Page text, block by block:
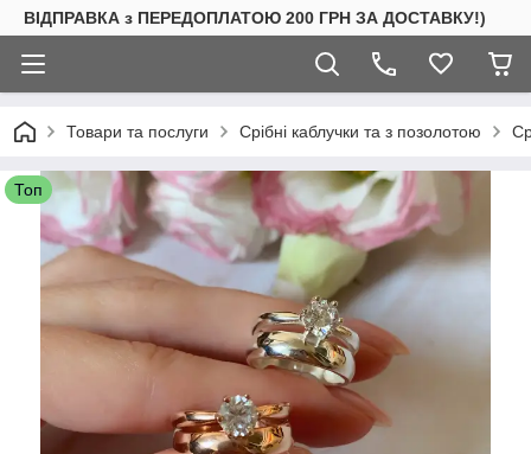
ВІДПРАВКА з ПЕРЕДОПЛАТОЮ 200 ГРН ЗА ДОСТАВКУ!)
Товари та послуги Срібні каблучки та з позолотою
Топ